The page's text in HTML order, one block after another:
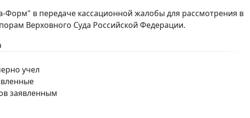
Форм" в передаче кассационной жалобы для рассмотрения в
Верховного Суда Российской Федерации.
учел
заявленным